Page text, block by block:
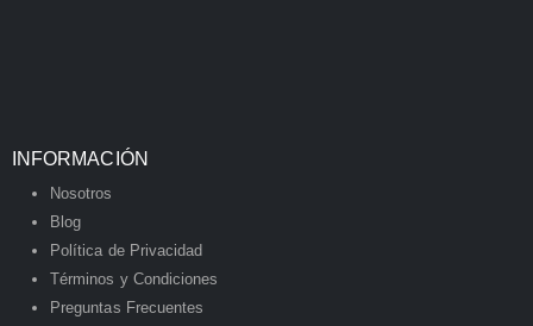
INFORMACIÓN
Nosotros
Blog
Política de Privacidad
Términos y Condiciones
Preguntas Frecuentes